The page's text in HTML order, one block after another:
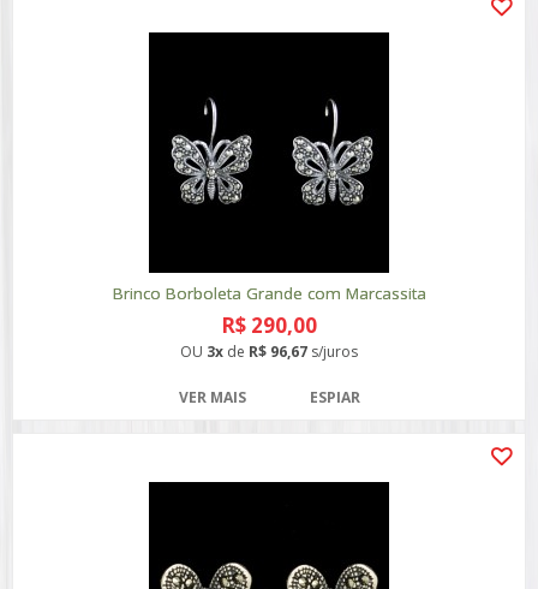
Brinco Borboleta Grande com Marcassita
R$ 290,00
OU 3x de R$ 96,67 s/juros
VER MAIS ESPIAR